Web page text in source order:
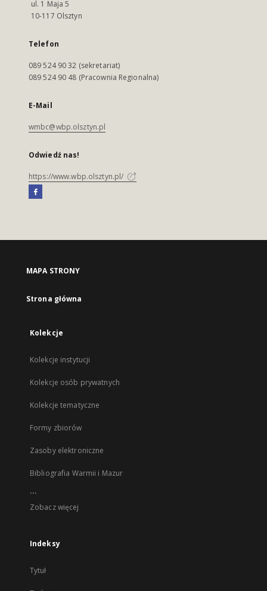
ul. 1 Maja 5
10-117 Olsztyn
Telefon
089 524 90 32 (sekretariat)
089 524 90 48 (Pracownia Regionalna)
E-Mail
wmbc@wbp.olsztyn.pl
Odwiedź nas!
https://www.wbp.olsztyn.pl/
MAPA STRONY
Strona główna
Kolekcje
Kolekcje instytucji
Kolekcje osób prywatnych
Kolekcje tematyczne
Formy zbiorów
Zasoby elektroniczne
Bibliografia Warmii i Mazur
...
Zobacz więcej
Indeksy
Tytuł